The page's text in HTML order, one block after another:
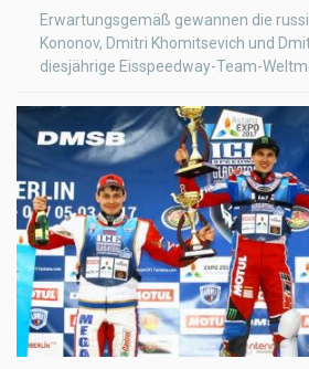
Erwartungsgemäß gewannen die
Kononov, Dmitri Khomitsevich und
diesjährige Eisspeedway-Team-